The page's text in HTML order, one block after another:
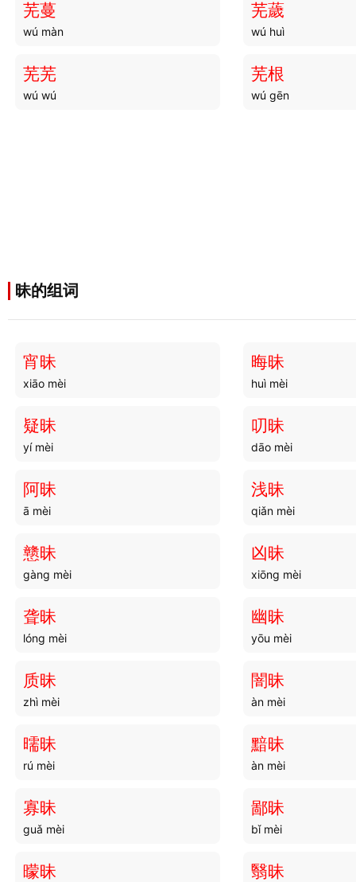
芜蔓
wú màn
芜薉
wú huì
芜芜
wú wú
芜根
wú gēn
昧的组词
宵昧
xiāo mèi
晦昧
huì mèi
疑昧
yí mèi
叨昧
dāo mèi
阿昧
ā mèi
浅昧
qiǎn mèi
戆昧
gàng mèi
凶昧
xiōng mèi
聋昧
lóng mèi
幽昧
yōu mèi
质昧
zhì mèi
闇昧
àn mèi
曘昧
rú mèi
黯昧
àn mèi
寡昧
guǎ mèi
鄙昧
bǐ mèi
曚昧 翳昧